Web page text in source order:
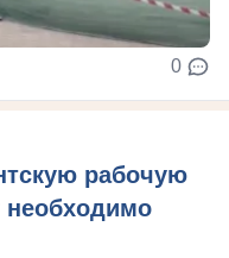
0
рабочую
необходимо